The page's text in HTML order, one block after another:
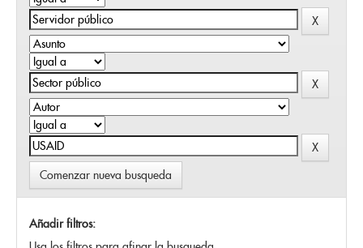
Comenzar nueva busqueda
Añadir filtros: